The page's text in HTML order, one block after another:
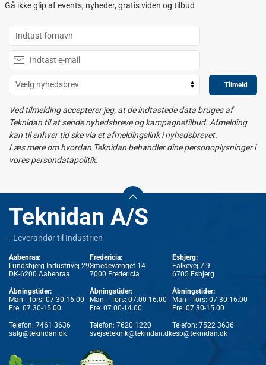
Gå ikke glip af events, nyheder, gratis viden og tilbud
Tilmeld
Ved tilmelding accepterer jeg, at de indtastede data bruges af
Teknidan til at sende nyhedsbreve og kampagnetilbud. Afmelding
kan til enhver tid ske via et afmeldingslink i nyhedsbrevet.
Læs mere om hvordan Teknidan behandler dine personoplysninger i
vores persondatapolitik.
Teknidan A/S
- Leverandør til Industrien
Aabenraa:
Lundsbjerg Industrivej 29
DK-6200 Aabenraa
Åbningstider:
Man - Tors: 07.30-16.00
Fre: 07.30-15.00
Telefon: 7461 3636
salg@teknidan.dk
Fredericia:
Smedevænget 14
7000 Fredericia
Åbningstider:
Man. - Tors: 07.00-16.00
Fre: 07.00-14.00
Telefon: 7620 1220
svejseteknik@teknidan.dk
Esbjerg:
Falkevej 7-9
6705 Esbjerg
Åbningstider:
Man - Tors: 07.30-16.00
Fre: 07.30-15.00
Telefon: 7522 3636
esb@teknidan.dk